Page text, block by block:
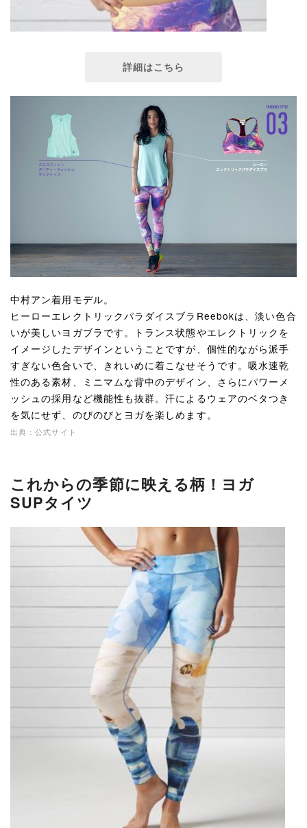
詳細はこちら
中村アン着用モデル。
ヒーローエレクトリックパラダイスブラReebokは、淡い色合
いが美しいヨガブラです。トランス状態やエレクトリックを
イメージしたデザインということですが、個性的ながら派手
すぎない色合いで、きれいめに着こなせそうです。吸水速乾
性のある素材、ミニマムな背中のデザイン、さらにパワーメ
ッシュの採用など機能性も抜群。汗によるウェアのベタつき
を気にせず、のびのびとヨガを楽しめます。
出典：公式サイト
これからの季節に映える柄！ヨガ
SUPタイツ